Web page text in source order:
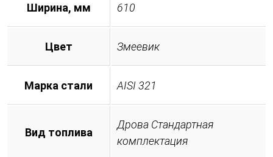
Ширина, мм 610
Цвет Змеевик
Марка стали AISI 321
Вид топлива
Дрова Стандартная
комплектация